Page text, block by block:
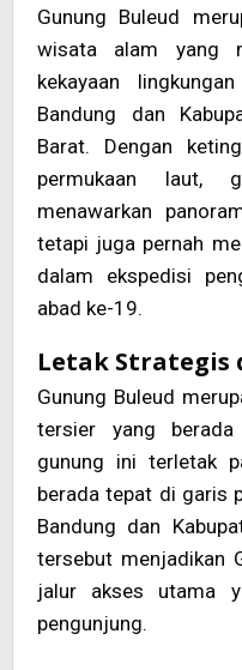
Gunung Buleud
wisata alam yang
kekayaan
Bandung dan
Barat. Dengan
permukaan laut,
menawarkan
tetapi juga pernah
dalam ekspedisi
abad ke-19.
Letak Strategis
Gunung Buleud
tersier yang
gunung ini terletak
berada tepat di garis
Bandung dan
tersebut menjadikan
jalur akses utama
pengunjung.